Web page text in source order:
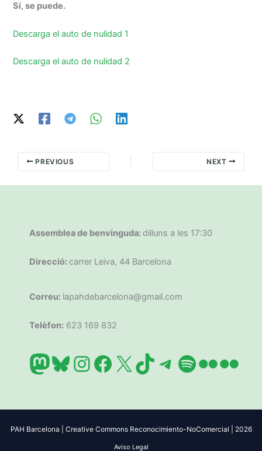
Sí, se puede.
Descarga el auto de nulidad 1
Descarga el auto de nulidad 2
PREVIOUS NEXT
Assemblea de benvinguda: dilluns a les 17:30
Direcció: carrer Leiva, 44 Barcelona
Correu: lapahdebarcelona@gmail.com
Telèfon: 623 169 832
Mastodon
Bluesky
Instagram
Facebook
X TikTok
Telegram
Spotify
Flickr
PAH Barcelona | Creative Commons Reconocimiento-NoComercial | 2026
Aviso Legal